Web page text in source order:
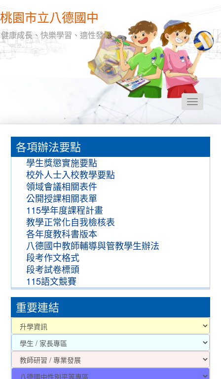
桃園市立八德國中
健康成長、快樂學習、適性發展
Toggle
各項辦法要點
學生獎懲實施要點
校外人士入校教學要點
領域會議相關表件
公開授課相關表單
115學年度課程計畫
教學正常化自我檢核表
各年度教科書版本
八德國中教師輔導與管教學生辦法
段考作文格式
段考試卷標頭
115語文競賽
重要連結